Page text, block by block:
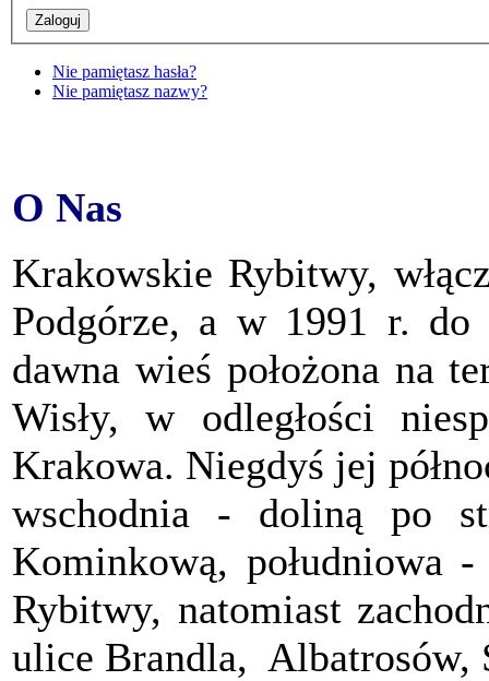
Nie pamiętasz hasła?
Nie pamiętasz nazwy?
O Nas
Krakowskie Rybitwy,
Podgórze, a w 1991 r.
dawna wieś położona na
Wisły, w odległości
Krakowa. Niegdyś jej
wschodnia - doliną po
Kominkową, południowa
Rybitwy, natomiast
ulice Brandla, Albatrosów,